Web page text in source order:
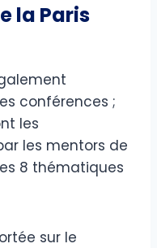
la Paris
conférences ;
les
les mentors de
8 thématiques
sur le